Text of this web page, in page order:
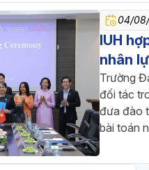
04/
IUH
nhân
Trường
đối tác
đưa đào
bài toán